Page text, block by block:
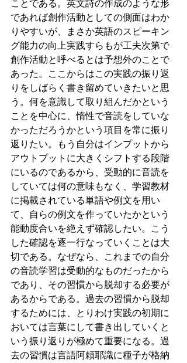
ことである。英文詩の作成のような形
であれば創作活動としての側面はわか
りやすいが、まさか英語のスピーキン
グ能力の向上実践すらもが工夫次第で
創作活動と呼べるとは予想外のことで
あった。ここからはこの実践の振り返
りをしばらく書き留めていきたいと思
う。何を意識して取り組んだかという
ことを中心に、惰性で音読をしていな
かっただろうかという項目を常に振り
返りたい。もう自分はインプットから
アウトプットに大きくシフトする段階
にいるのであるから、受動的に音読を
していては何の意味もなく、学習教材
に掲載されている単語や例文を用い
て、自らの例文を作っていたかという
能動度合いを絶えず確認したい。こう
した確認を逐一行なっていくことは大
切である。なぜなら、これまでの自分
の音読学習は受動的なものだったから
であり、その習慣から脱却する必要が
あるからである。過去の習慣から脱却
するためには、とりわけ実践の初期に
おいては言葉にして書き出していくと
いう振り返りが極めて重要になる。過
去の習慣は言語阿頼耶識に種子が格納